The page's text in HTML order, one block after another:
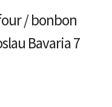
/ bonbon
Bavaria 7